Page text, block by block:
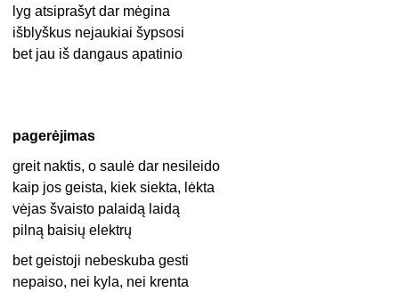
lyg atsiprašyt dar mėgina
išblyškus nejaukiai šypsosi
bet jau iš dangaus apatinio
pagerėjimas
greit naktis, o saulė dar nesileido
kaip jos geista, kiek siekta, lėkta
vėjas švaisto palaidą laidą
pilną baisių elektrų
bet geistoji nebeskuba gesti
nepaiso, nei kyla, nei krenta